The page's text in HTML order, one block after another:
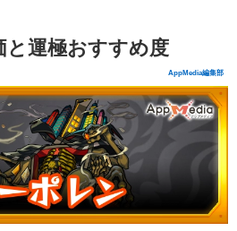
運極おすすめ度
AppMedia編集部